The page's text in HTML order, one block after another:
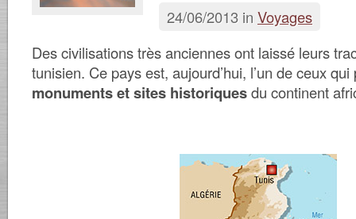
24/06/2013 in Voyages
Des civilisations très anciennes ont laissé leurs
tunisien. Ce pays est, aujourd’hui, l’un de ceux
monuments et sites historiquesdu continent